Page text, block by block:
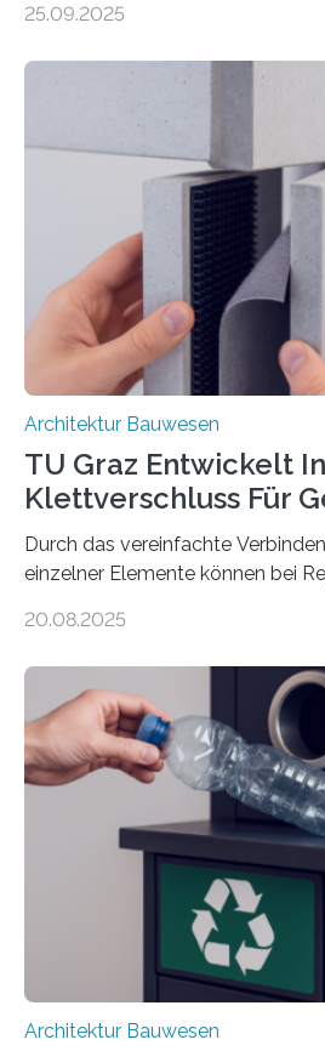
untersuchen in einem
Ziel ist es, die
Textilbeton ist ein moderner
einer feinkörnigen Betonmatrix
Bewehrung besteht – meist aus
Basaltfasern. Anders als
dem Stahlstäbe zur…
25.09.2025
Architektur Bauwesen
TU Graz Entwickelt
Klettverschluss Für
Durch das vereinfachte
einzelner Elemente können bei
Material und Bauschutt eingespart
Projekt ReCon gemeinsam mit
ein Klett-Verbindungssystem für
Damit lassen sich
resilient verbinden und bei Bedarf
trennen. Der Fokus lag auf der
Bauteilen mit unterschiedlicher
irreversible Verbindungen den
erschweren. Hierzu untersuchten
unterschiedliche Zugänge.
20.08.2025
Architektur Bauwesen